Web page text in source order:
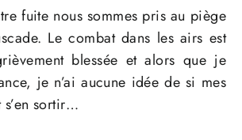
fuite nous sommes pris au piège
Le combat dans les airs est
blessée et alors que je
je n’ai aucune idée de si mes
s’en sortir…